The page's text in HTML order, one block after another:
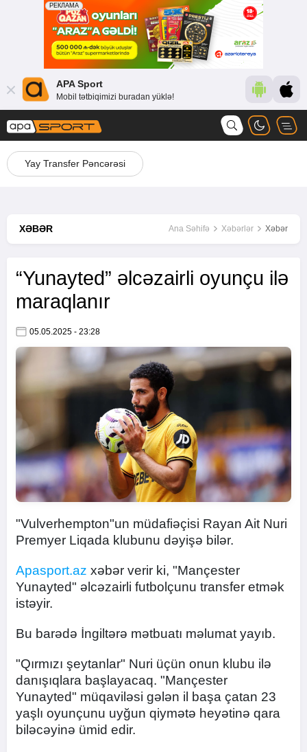
APA Sport
Mobil tətbiqimizi buradan yüklə!
Yay Transfer Pəncərəsi
XƏBƏR Ana Səhifə Xəbərlər Xəbər
“Yunayted” əlcəzairli oyunçu ilə
maraqlanır
05.05.2025 - 23:28
"Vulverhempton"un müdafiəçisi Rayan Ait Nuri
Premyer Liqada klubunu dəyişə bilər.
Apasport.az xəbər verir ki, "Mançester
Yunayted" əlcəzairli futbolçunu transfer etmək
istəyir.
Bu barədə İngiltərə mətbuatı məlumat yayıb.
"Qırmızı şeytanlar" Nuri üçün onun klubu ilə
danışıqlara başlayacaq. "Mançester
Yunayted" müqaviləsi gələn il başa çatan 23
yaşlı oyunçunu uyğun qiymətə heyətinə qara
biləcəyinə ümid edir.